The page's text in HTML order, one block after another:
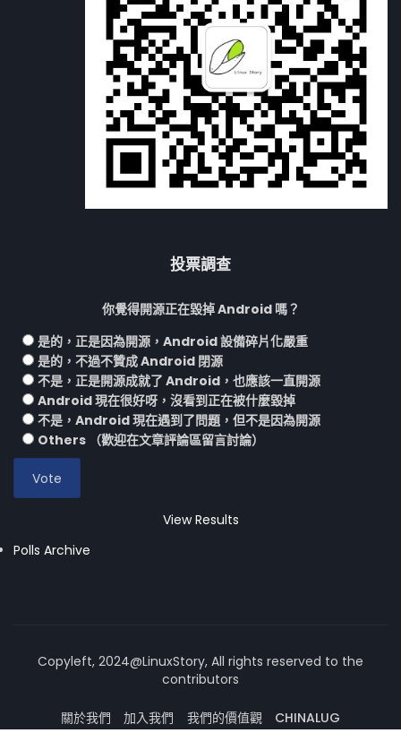
投票調查
你覺得開源正在毀掉 Android 嗎？
是的，正是因為開源，Android 設備碎片化嚴重
是的，不過不贊成 Android 閉源
不是，正是開源成就了 Android，也應該一直開源
Android 現在很好呀，沒看到正在被什麼毀掉
不是，Android 現在遇到了問題，但不是因為開源
Others （歡迎在文章評論區留言討論）
View Results
Polls Archive
Copyleft, 2024@LinuxStory, All rights reserved to the
contributors
關於我們 加入我們 我們的價值觀
CHINALUG